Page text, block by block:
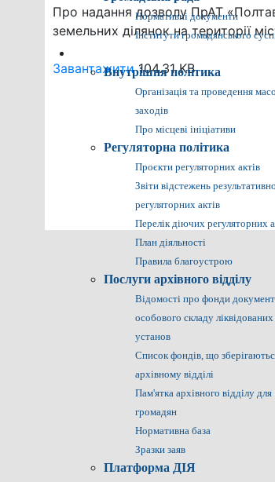
Нормативні документи
Інститути громадянського
Внутрішня політика
Організація та проведення
заходів
Про місцеві ініціативи
Регуляторна політика
Проєкти регуляторних актів
Звіти відстежень
регуляторних актів
Перелік діючих регуляторних
План діяльності
Правила благоустрою
Послуги архівного відділу
Відомості про фонди
особового складу ліквідованих
установ
Список фондів, що
архівному відділі
Пам'ятка архівного відділу для
громадян
Нормативна база
Зразки заяв
Платформа ДІЯ
Про надання дозволу ПрАТ
земельних ділянок на території
Завантажити104.31 KB